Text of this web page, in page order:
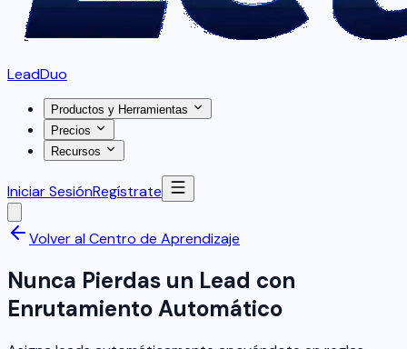
LeadDuo
Productos y Herramientas
Precios
Recursos
Iniciar SesiónRegístrate
Volver al Centro de Aprendizaje
Nunca Pierdas un Lead con
Enrutamiento Automático